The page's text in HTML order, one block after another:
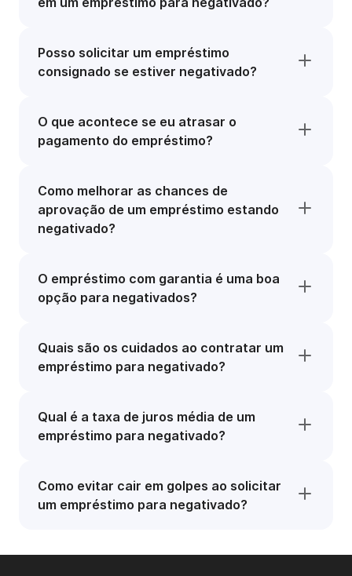
Posso solicitar um empréstimo
consignado se estiver negativado?
O que acontece se eu atrasar o
pagamento do empréstimo?
Como melhorar as chances de
aprovação de um empréstimo estando
negativado?
O empréstimo com garantia é uma boa
opção para negativados?
Quais são os cuidados ao contratar um
empréstimo para negativado?
Qual é a taxa de juros média de um
empréstimo para negativado?
Como evitar cair em golpes ao solicitar
um empréstimo para negativado?